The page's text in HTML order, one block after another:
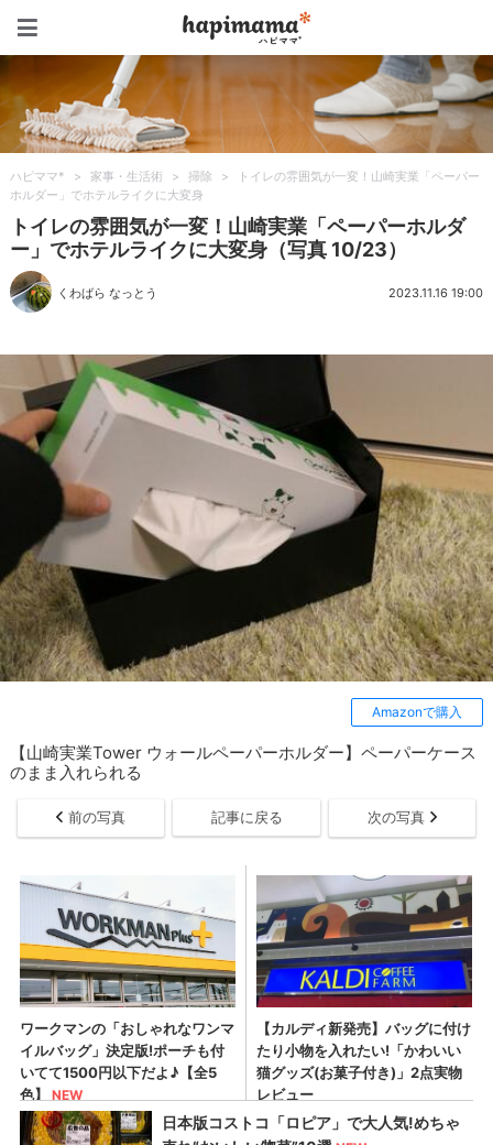
ハピママ* > 家事・生活術 > 掃除 >
トイレの雰囲気が一変！山崎実業「ペーパー
ホルダー」でホテルライクに大変身
トイレの雰囲気が一変！山崎実業「ペーパーホルダ
ー」でホテルライクに大変身（写真 10/23）
くわばら なっとう 2023.11.16 19:00
Amazonで購入
【山崎実業Tower ウォールペーパーホルダー】ペーパーケース
のまま入れられる
前の写真 記事に戻る 次の写真